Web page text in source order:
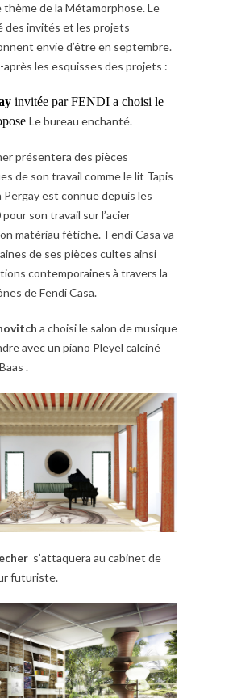
de la Métamorphose. Le
des invités et les projets
envie d’être en septembre.
après les esquisses des projets :
invitée par FENDI a choisi le
Le bureau enchanté.
présentera des pièces
de son travail comme le lit Tapis
est connue depuis les
son travail sur l’acier
matériau fétiche. Fendi Casa va
de ses pièces cultes ainsi
contemporaines à travers la
de Fendi Casa.
a choisi le salon de musique
avec un piano Pleyel calciné
.
s’attaquera au cabinet de
futuriste.